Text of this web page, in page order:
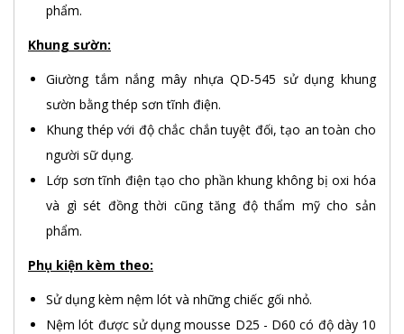
phẩm.
Khung sườn:
Giường tắm nắng mây nhựa QD-545 sử dụng khung
sườn bằng thép sơn tĩnh điện.
Khung thép với độ chắc chắn tuyệt đối, tạo an toàn cho
người sữ dụng.
Lớp sơn tĩnh điện tạo cho phần khung không bị oxi hóa
và gì sét đồng thời cũng tăng độ thẩm mỹ cho sản
phẩm.
Phụ kiện kèm theo:
Sử dụng kèm nệm lót và những chiếc gối nhỏ.
Nệm lót được sử dụng mousse D25 - D60 có độ dày 10